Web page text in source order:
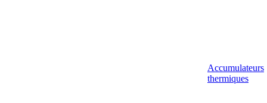
Accumulateurs
thermiques